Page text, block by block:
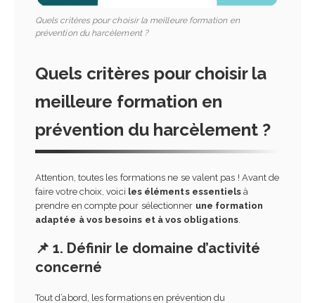
Quels critères pour choisir la meilleure formation en
prévention du harcèlement ?
Quels critères pour choisir la
meilleure formation en
prévention du harcèlement ?
Attention, toutes les formations ne se valent pas ! Avant de
faire votre choix, voici les éléments essentiels à
prendre en compte pour sélectionner une formation
adaptée à vos besoins et à vos obligations.
📌 1. Définir le domaine d’activité
concerné
Tout d’abord, les formations en prévention du